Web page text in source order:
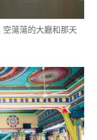
蕩蕩的大廳和那天